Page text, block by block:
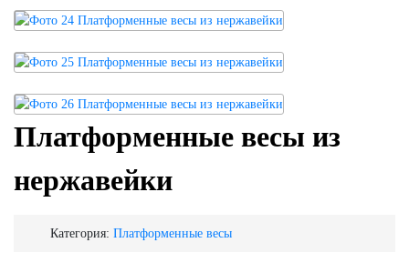
Платформенные весы из
нержавейки
Категория: Платформенные весы